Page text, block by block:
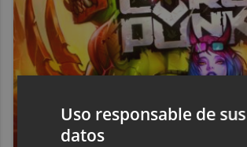
Uso responsable de sus
datos